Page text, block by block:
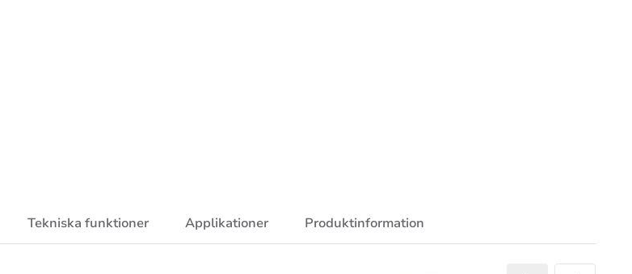
Tekniska funktioner Applikationer Produktinformation